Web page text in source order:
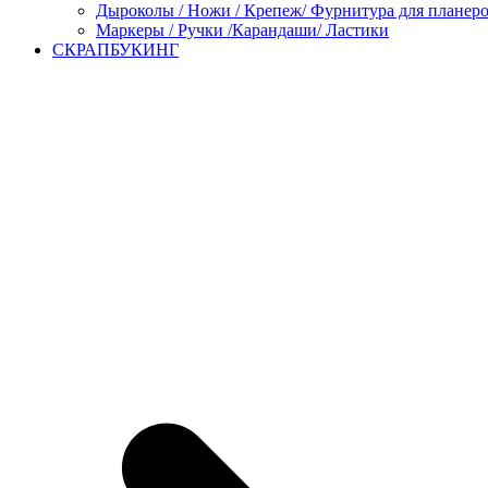
Дыроколы / Ножи / Крепеж/ Фурнитура для
Маркеры / Ручки /Карандаши/ Ластики
СКРАПБУКИНГ